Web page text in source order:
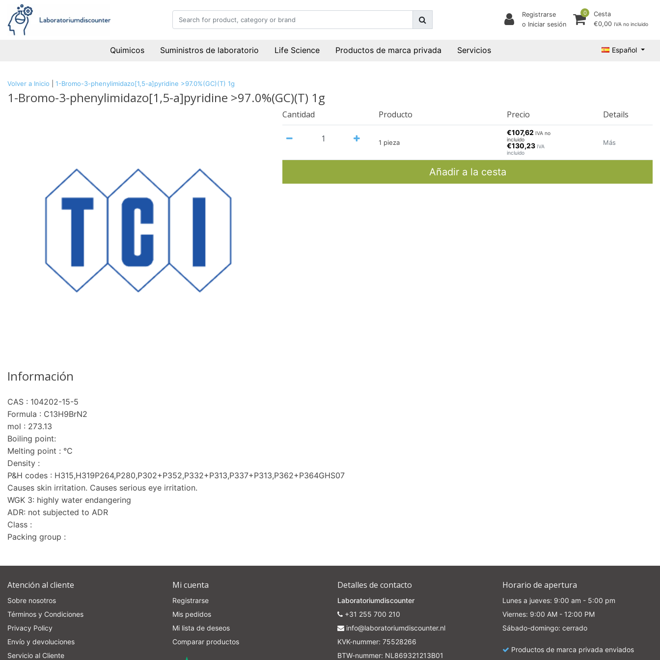
Registrarse
o Iniciar sesión
0
Cesta
€0,00 IVA no incluido
Quimicos Suministros de laboratorio Life Science Productos de marca privada Servicios Español
Volver a Inicio 1-Bromo-3-phenylimidazo[1,5-a]pyridine >97.0%(GC)(T) 1g
1-Bromo-3-phenylimidazo[1,5-a]pyridine >97.0%(GC)(T) 1g
Cantidad Producto Precio Details
1 pieza
€107,62 IVA no
incluido
€130,23 IVA
incluido
Más
Añadir a la cesta
Información
CAS : 104202-15-5
Formula : C13H9BrN2
mol : 273.13
Boiling point:
Melting point : °C
Density :
P&H codes : H315,H319P264,P280,P302+P352,P332+P313,P337+P313,P362+P364GHS07
Causes skin irritation. Causes serious eye irritation.
WGK 3: highly water endangering
ADR: not subjected to ADR
Class :
Packing group :
Atención al cliente
Sobre nosotros
Términos y Condiciones
Privacy Policy
Envío y devoluciones
Servicio al Cliente
Mi cuenta
Registrarse
Mis pedidos
Mi lista de deseos
Comparar productos
Detalles de contacto
Laboratoriumdiscounter
+31 255 700 210
info@laboratoriumdiscounter.nl
KVK-nummer: 75528266
BTW-nummer: NL869321213B01
Horario de apertura
Lunes a jueves: 9:00 am - 5:00 pm
Viernes: 9:00 AM - 12:00 PM
Sábado-domingo: cerrado
Productos de marca privada enviados